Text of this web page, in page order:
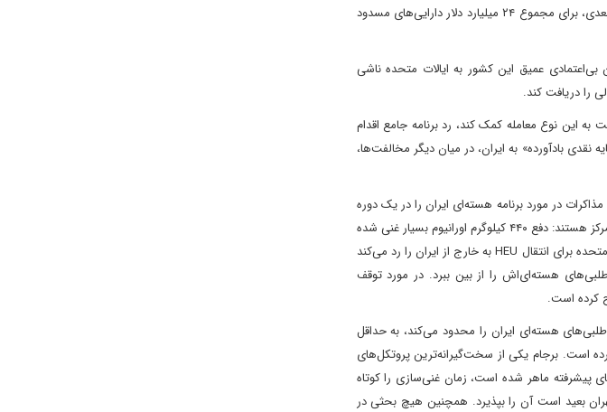
از دارایی‌های مسدود شده به عنوان بخشی از امضای تفاهم‌نامه و سپس ۱۲ میلیارد دلار متعاقب آن در تاریخ بعدی، برای مجموع ۲۴ میلیارد دلار دارایی‌های مسدود
بازسازی و همچنین بی‌اعتمادی عمیق این کشور به ایالات متحده ناشی
را دریافت کند.
این نوع معامله کمک کند، رد برنامه جامع اقدام
نقدی بادآورده» به ایران، در میان دیگر مخالفت‌ها،
در مورد برنامه هسته‌ای ایران را در یک دوره
60 روزه آتش‌بس طولانی تسهیل می‌کند. در اینجا نیز چالش‌هایی به وجود می‌آیند که بر دو موضوع کلیدی متمرکز هستند: دفع ۴۴۰ کیلوگرم اورانیوم بسیار غنی شده
(HEU) و مدت زمانی که ایران با توقف فعالیت‌های غنی‌سازی خود موافقت می‌کند. ایران درخواست‌های ایالات متحده برای انتقال HEU به خارج از ایران را رد می‌کند
هسته‌ای‌اش را از بین ببرد. در مورد توقف
هسته‌ای ایران را محدود می‌کند، به حداقل
است. برجام یکی از سخت‌گیرانه‌ترین پروتکل‌های
پیشرفته ماهر شده است، زمان غنی‌سازی را کوتاه
بعید است آن را بپذیرد. همچنین هیچ بحثی در